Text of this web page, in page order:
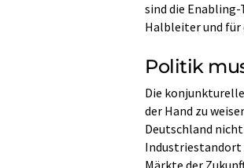
sind die
Halbleiter und für
Politik
Die
der Hand zu
Deutschland
Industriestandort
Märkte der